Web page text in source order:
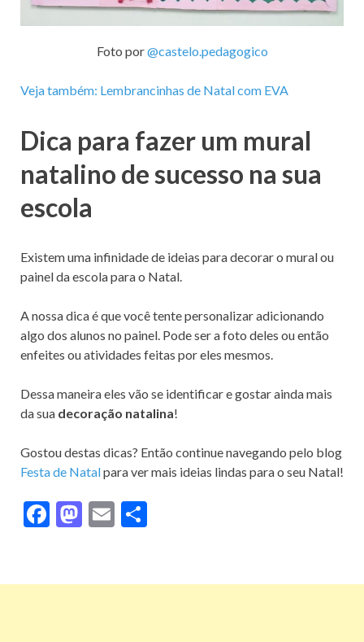
Foto por@castelo.pedagogico
Veja também: Lembrancinhas de Natal com EVA
Dica para fazer um mural
natalino de sucesso na sua
escola
Existem uma infinidade de ideias para decorar o mural ou
painel da escola para o Natal.
A nossa dica é que você tente personalizar adicionando
algo dos alunos no painel. Pode ser a foto deles ou então
enfeites ou atividades feitas por eles mesmos.
Dessa maneira eles vão se identificar e gostar ainda mais
da sua decoração natalina!
Gostou destas dicas? Então continue navegando pelo blog
Festa de Natalpara ver mais ideias lindas para o seu Natal!
F
b
M
d
E
l
e